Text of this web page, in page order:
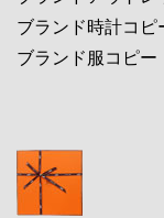
ブランド時計コピ
ブランド服コピー